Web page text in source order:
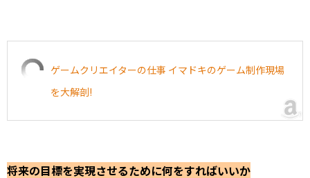
ゲームクリエイターの仕事 イマドキのゲーム制作現場
を大解剖!
将来の目標を実現させるために何をすればいいか